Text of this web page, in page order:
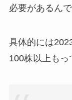
必要があるんで
具体的には
100株以上もっ